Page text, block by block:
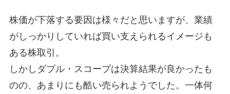
株価が下落する要因は様々だと思いますが、業績
がしっかりしていれば買い支えられるイメージも
ある株取引。
しかしダブル・スコープは決算結果が良かったも
のの、あまりにも酷い売られようでした。一体何